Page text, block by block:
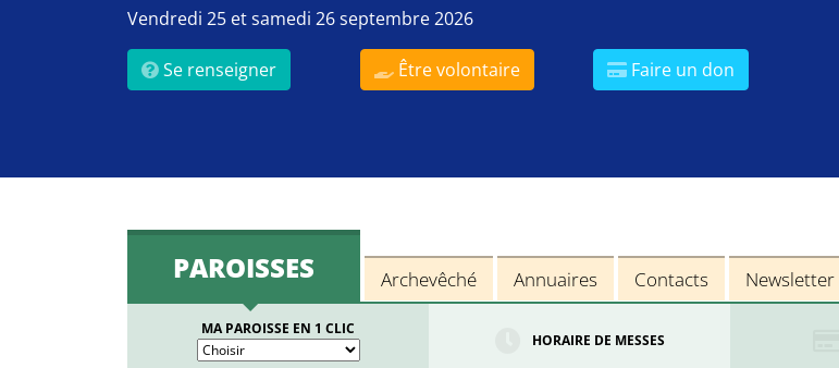
Vendredi 25 et samedi 26 septembre 2026
Se renseigner Être volontaire Faire un don
PAROISSES Archevêché Annuaires Contacts Newsletter
MA PAROISSE EN 1 CLIC
HORAIRE DE MESSES